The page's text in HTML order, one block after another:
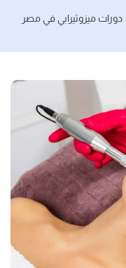
دورات ميزوثيرابي في مصر